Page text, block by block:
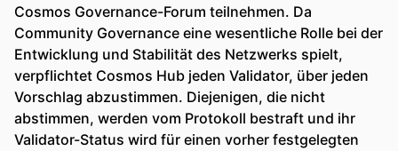
Cosmos Governance-Forum teilnehmen. Da
Community Governance eine wesentliche Rolle bei der
Entwicklung und Stabilität des Netzwerks spielt,
verpflichtet Cosmos Hub jeden Validator, über jeden
Vorschlag abzustimmen. Diejenigen, die nicht
abstimmen, werden vom Protokoll bestraft und ihr
Validator-Status wird für einen vorher festgelegten